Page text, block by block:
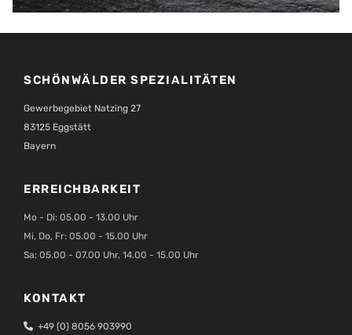
SCHÖNWÄLDER SPEZIALITÄTEN
Gewerbegebiet Natzing 27
83125 Eggstätt
Bayern
ERREICHBARKEIT
Mo - Di: 05.00 - 13.00 Uhr
Mi, Do, Fr: 05.00 - 15.00 Uhr
Sa: 05.00 - 07.00 Uhr, 14.00 - 15.00 Uhr
KONTAKT
 +49 (0) 8056 903990